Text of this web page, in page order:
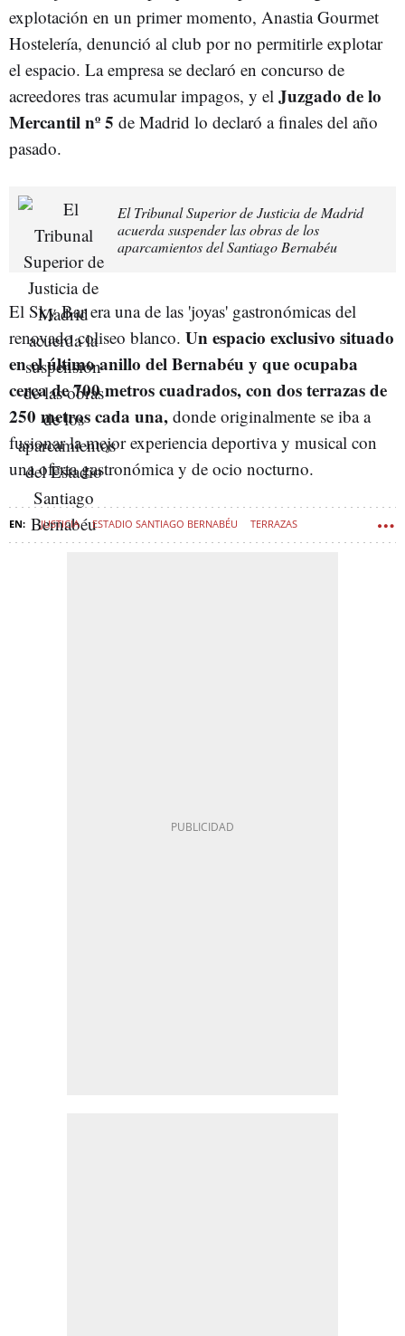
explotación en un primer momento, Anastia Gourmet
Hostelería, denunció al club por no permitirle explotar
el espacio. La empresa se declaró en concurso de
acreedores tras acumular impagos, y el Juzgado de lo
Mercantil nº 5 de Madrid lo declaró a finales del año
pasado.
El Tribunal Superior de Justicia de Madrid
acuerda suspender las obras de los
aparcamientos del Santiago Bernabéu
El Sky Bar era una de las 'joyas' gastronómicas del
renovado coliseo blanco. Un espacio exclusivo situado
en el último anillo del Bernabéu y que ocupaba
cerca de 700 metros cuadrados, con dos terrazas de
250 metros cada una, donde originalmente se iba a
fusionar la mejor experiencia deportiva y musical con
una oferta gastronómica y de ocio nocturno.
JUSTICIA ESTADIO SANTIAGO BERNABÉU TERRAZAS